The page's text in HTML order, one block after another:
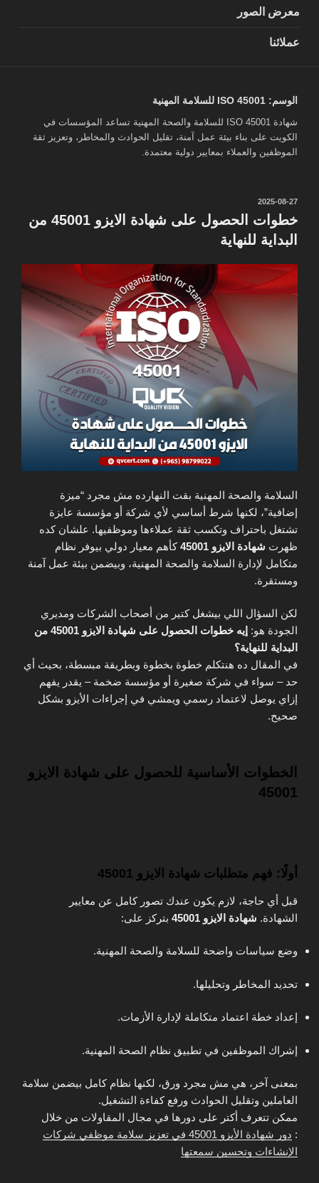
معرض الصور
عملائنا
الوسم: ISO 45001 للسلامة المهنية
شهادة ISO 45001 للسلامة والصحة المهنية تساعد المؤسسات في
الكويت على بناء بيئة عمل آمنة، تقليل الحوادث والمخاطر، وتعزيز ثقة
الموظفين والعملاء بمعايير دولية معتمدة.
نُشر
2025-08-27
خطوات الحصول على شهادة الايزو 45001 من
البداية للنهاية
السلامة والصحة المهنية بقت النهارده مش مجرد “ميزة
إضافية”، لكنها شرط أساسي لأي شركة أو مؤسسة عايزة
تشتغل باحتراف وتكسب ثقة عملاءها وموظفيها. علشان كده
ظهرت شهادة الايزو 45001
كأهم معيار دولي بيوفر نظام
متكامل لإدارة السلامة والصحة المهنية، وبيضمن بيئة عمل آمنة
ومستقرة.
لكن السؤال اللي بيشغل كتير من أصحاب الشركات ومديري
الجودة هو:
إيه خطوات الحصول على شهادة الايزو 45001 من
البداية للنهاية؟
في المقال ده هنتكلم خطوة بخطوة وبطريقة مبسطة، بحيث أي
حد – سواء في شركة صغيرة أو مؤسسة ضخمة – يقدر يفهم
إزاي يوصل لاعتماد رسمي ويمشي في إجراءات الأيزو بشكل
صحيح.
الخطوات الأساسية للحصول على شهادة الايزو
45001
أولًا: فهم متطلبات شهادة الايزو 45001
قبل أي حاجة، لازم يكون عندك تصور كامل عن معايير
الشهادة. شهادة الايزو 45001 بتركز على:
وضع سياسات واضحة للسلامة والصحة المهنية.
تحديد المخاطر وتحليلها.
إعداد خطة اعتماد متكاملة لإدارة الأزمات.
إشراك الموظفين في تطبيق نظام الصحة المهنية.
بمعنى آخر، هي مش مجرد ورق، لكنها نظام كامل بيضمن سلامة
العاملين وتقليل الحوادث ورفع كفاءة التشغيل.
ممكن تتعرف أكتر على دورها في مجال المقاولات من خلال
:
دور شهادة الأيزو 45001 في تعزيز سلامة موظفي شركات
الإنشاءات وتحسين سمعتها